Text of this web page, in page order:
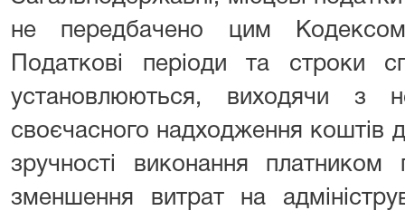
не передбачено цим
Податкові періоди та строки
установлюються, виходячи з
своєчасного надходження коштів
зручності виконання платником
зменшення витрат на